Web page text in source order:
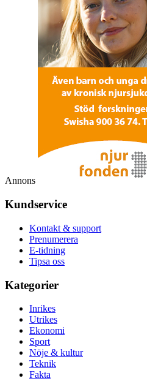
Annons
Kundservice
Kontakt & support
Prenumerera
E-tidning
Tipsa oss
Kategorier
Inrikes
Utrikes
Ekonomi
Sport
Nöje & kultur
Teknik
Fakta